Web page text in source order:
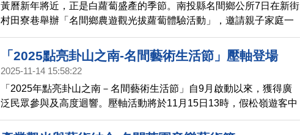
黃曆新年將近，正是白蘿蔔盛產的季節。南投縣名間鄉公所7日在新街
村田寮巷舉辦「名間鄉農遊觀光拔蘿蔔體驗活動」，邀請親子家庭一
起走進農田，捲起袖子親手拔蘿蔔，在超過1甲的蘿蔔田間不時傳來
「嘿喲嘿喲」的加油聲與歡笑聲，1000多人在現場氣氛熱鬧又溫馨。
「2025點亮卦山之南-名間藝術生活節」壓軸登場
2025-11-14 15:58:22
「2025年點亮卦山之南－名間藝術生活節」自9月啟動以來，獲得廣
泛民眾參與及高度迴響。壓軸活動將於11月15日13時，假松嶺遊客中
心斜對面廣場舉行。活動內容包括音樂展演、親子互動以及小農市集
等，要讓參與者深度體驗藝術與生活融合的多元特色。